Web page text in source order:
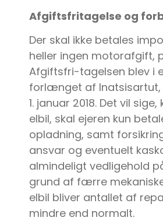
Afgiftsfritagelse og
Der skal ikke betales
heller ingen motorafgift,
Afgiftsfri-tagelsen blev i
forlænget af
1. januar 2018. Det vil
elbil, skal ejeren kun
opladning, samt
ansvar og eventuelt
almindeligt vedligehold
grund af færre
elbil bliver antallet af
mindre end normalt.